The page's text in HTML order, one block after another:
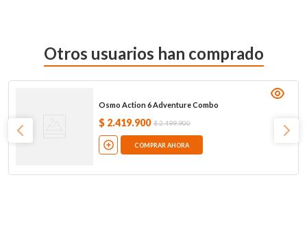
Otros usuarios han comprado
Osmo Action 6 Adventure Combo
$ 2.419.900 $2.499.900
COMPRAR AHORA